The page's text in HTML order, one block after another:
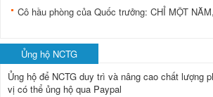
Cô hầu phòng của Quốc trưởng: CHỈ MỘT
Ủng hộ NCTG
Ủng hộ để NCTG duy trì và nâng cao chất lượng
vị có thể ủng hộ qua Paypal